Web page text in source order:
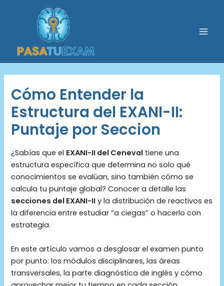
Cómo Entender la
Estructura del EXANI-II:
Puntaje por Seccion
¿Sabías que el EXANI-II del Ceneval tiene una
estructura específica que determina no solo qué
conocimientos se evalúan, sino también cómo se
calcula tu puntaje global? Conocer a detalle las
secciones del EXANI-II y la distribución de reactivos es
la diferencia entre estudiar “a ciegas” o hacerlo con
estrategia.
En este artículo vamos a desglosar el examen punto
por punto: los módulos disciplinares, las áreas
transversales, la parte diagnóstica de inglés y cómo